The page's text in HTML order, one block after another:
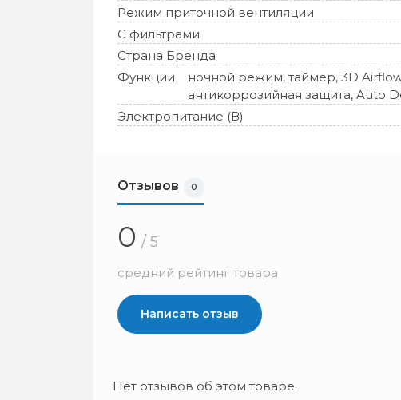
Режим приточной вентиляции
С фильтрами
Страна Бренда
Функции
ночной режим, таймер, 3D
антикоррозийная защита, Auto
Электропитание (В)
Отзывов 0
0 / 5
средний рейтинг товара
Написать отзыв
Нет отзывов об этом товаре.